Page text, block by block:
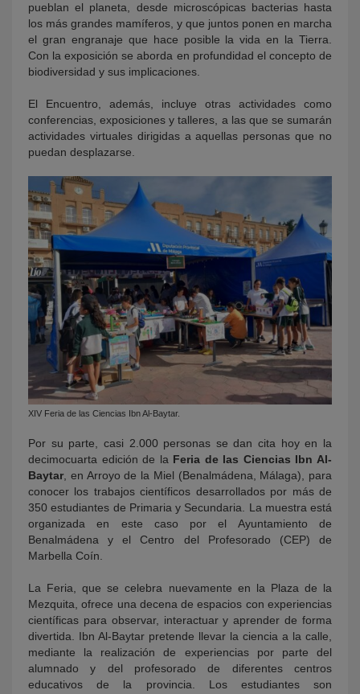
pueblan el planeta, desde microscópicas bacterias hasta
los más grandes mamíferos, y que juntos ponen en marcha
el gran engranaje que hace posible la vida en la Tierra.
Con la exposición se aborda en profundidad el concepto de
biodiversidad y sus implicaciones.
El Encuentro, además, incluye otras actividades como
conferencias, exposiciones y talleres, a las que se sumarán
actividades virtuales dirigidas a aquellas personas que no
puedan desplazarse.
XIV Feria de las Ciencias Ibn Al-Baytar.
Por su parte, casi 2.000 personas se dan cita hoy en la
decimocuarta edición de la Feria de las Ciencias Ibn Al-
Baytar , en Arroyo de la Miel (Benalmádena, Málaga), para
conocer los trabajos científicos desarrollados por más de
350 estudiantes de Primaria y Secundaria. La muestra está
organizada en este caso por el Ayuntamiento de
Benalmádena y el Centro del Profesorado (CEP) de
Marbella Coín.
La Feria, que se celebra nuevamente en la Plaza de la
Mezquita, ofrece una decena de espacios con experiencias
científicas para observar, interactuar y aprender de forma
divertida. Ibn Al-Baytar pretende llevar la ciencia a la calle,
mediante la realización de experiencias por parte del
alumnado y del profesorado de diferentes centros
educativos de la provincia. Los estudiantes son